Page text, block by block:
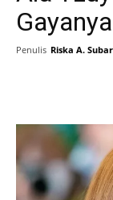
Penulis Riska A.